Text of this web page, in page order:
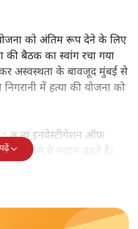
योजना को अंतिम रूप देने के लिए
की बैठक का स्वांग रचा गया
अस्वस्थता के बावजूद मुंबई से
में हत्या की योजना को
: अ न्यू इनवेस्टीगेशन ऑफ़
किताब से ये सवाल उठते हैं।